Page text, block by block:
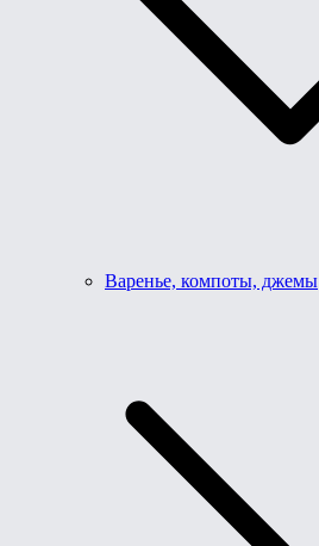
Варенье, компоты, джемы